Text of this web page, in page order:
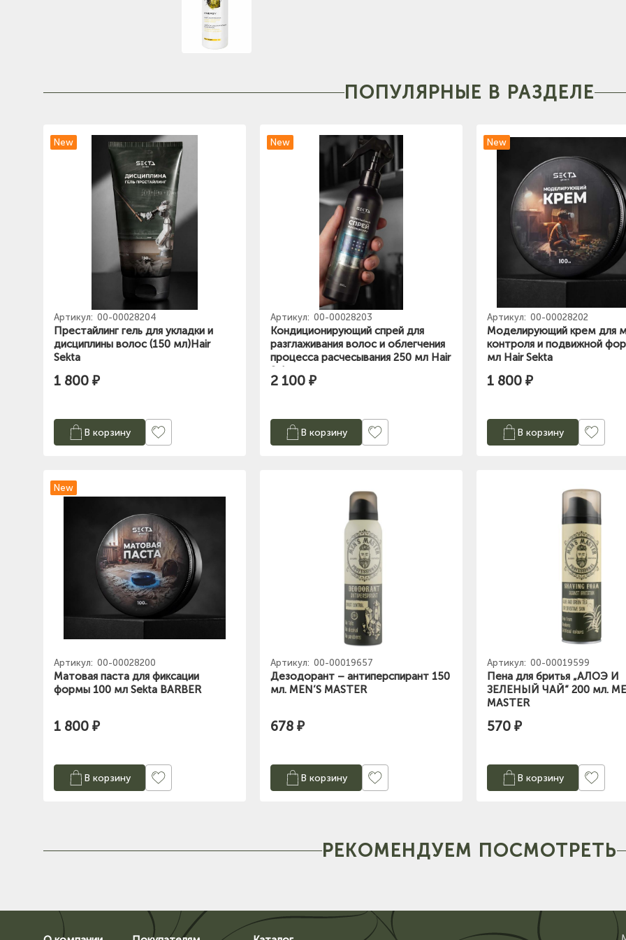
ПОПУЛЯРНЫЕ В РАЗДЕЛЕ
New
Артикул: 00-00028204
Престайлинг гель для укладки и
дисциплины волос (150 мл)Hair
Sekta
1 800 ₽
В корзину
New
Артикул: 00-00028203
Кондиционирующий спрей для
разглаживания волос и облегчения
процесса расчесывания 250 мл Hair
Sekta
2 100 ₽
В корзину
New
Артикул: 00-00028202
Моделирующий крем для
контроля и подвижной
мл Hair Sekta
1 800 ₽
В корзину
New
Артикул: 00-00028200
Матовая паста для фиксации
формы 100 мл Sekta BARBER
1 800 ₽
В корзину
Артикул: 00-00019657
Дезодорант – антиперспирант 150
мл. MEN’S MASTER
678 ₽
В корзину
Артикул: 00-00019599
Пена для бритья „АЛОЭ И
ЗЕЛЕНЬІЙ ЧАЙ“ 200 мл.
MASTER
570 ₽
В корзину
РЕКОМЕНДУЕМ ПОСМОТРЕТЬ